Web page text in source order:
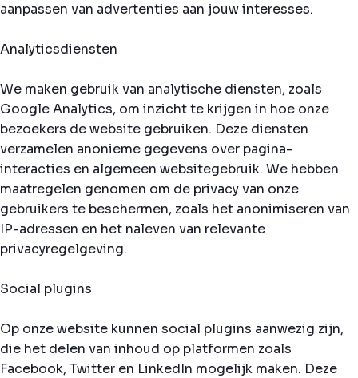
aanpassen van advertenties aan jouw interesses.
Analyticsdiensten
We maken gebruik van analytische diensten, zoals
Google Analytics, om inzicht te krijgen in hoe onze
bezoekers de website gebruiken. Deze diensten
verzamelen anonieme gegevens over pagina-
interacties en algemeen websitegebruik. We hebben
maatregelen genomen om de privacy van onze
gebruikers te beschermen, zoals het anonimiseren van
IP-adressen en het naleven van relevante
privacyregelgeving.
Social plugins
Op onze website kunnen social plugins aanwezig zijn,
die het delen van inhoud op platformen zoals
Facebook, Twitter en LinkedIn mogelijk maken. Deze